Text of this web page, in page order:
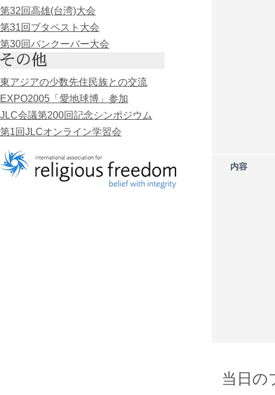
第32回高雄(台湾)大会
第31回ブタペスト大会
第30回バンクーバー大会
東アジアの少数先住民族との交流
EXPO2005「愛地球博」参加
JLC会議第200回記念シンポジウム
第1回JLCオンライン学習会
内容
当日の